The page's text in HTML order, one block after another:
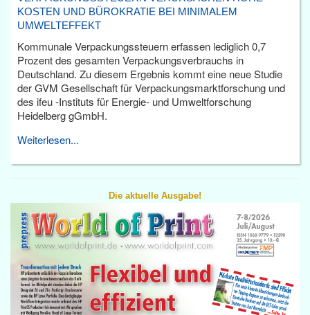
KOSTEN UND BÜROKRATIE BEI MINIMALEM
UMWELTEFFEKT
Kommunale Verpackungssteuern erfassen lediglich 0,7
Prozent des gesamten Verpackungsverbrauchs in
Deutschland. Zu diesem Ergebnis kommt eine neue Studie
der GVM Gesellschaft für Verpackungsmarktforschung und
des ifeu -Instituts für Energie- und Umweltforschung
Heidelberg gGmbH.
Weiterlesen...
Die aktuelle Ausgabe!